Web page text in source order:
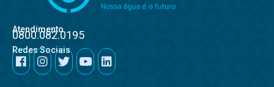
Atendimento
0800.082.0195
Redes Sociais